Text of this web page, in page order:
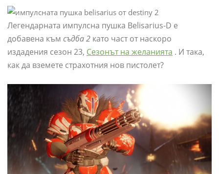
Легендарната импулсна пушка Belisarius-D е
добавена към съдба 2 като част от наскоро
издадения сезон 23, Сезонът на желанията . И така,
как да вземете страхотния нов пистолет?